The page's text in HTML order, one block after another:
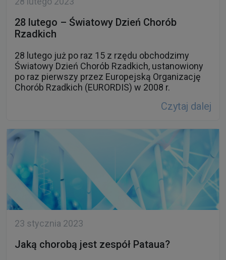
28 lutego – Światowy Dzień Chorób
Rzadkich
28 lutego już po raz 15 z rzędu obchodzimy
Światowy Dzień Chorób Rzadkich, ustanowiony
po raz pierwszy przez Europejską Organizację
Chorób Rzadkich (EURORDIS) w 2008 r.
Czytaj dalej
23 stycznia 2023
Jaką chorobą jest zespół Pataua?